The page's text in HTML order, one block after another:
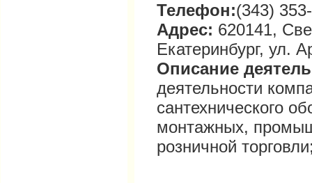
Телефон:(343)
Адрес: 620141,
Екатеринбург, ул.
Описание
деятельности
сантехнического
монтажных,
розничной